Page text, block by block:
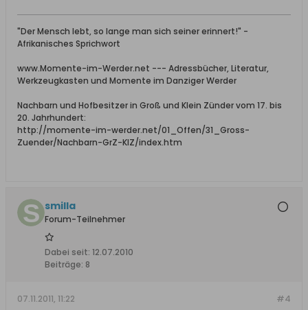
"Der Mensch lebt, so lange man sich seiner erinnert!" -
Afrikanisches Sprichwort
www.Momente-im-Werder.net --- Adressbücher, Literatur,
Werkzeugkasten und Momente im Danziger Werder
Nachbarn und Hofbesitzer in Groß und Klein Zünder vom 17. bis
20. Jahrhundert:
http://momente-im-werder.net/01_Offen/31_Gross-
Zuender/Nachbarn-GrZ-KlZ/index.htm
smilla
Forum-Teilnehmer
Dabei seit: 12.07.2010
Beiträge: 8
#4
07.11.2011, 11:22